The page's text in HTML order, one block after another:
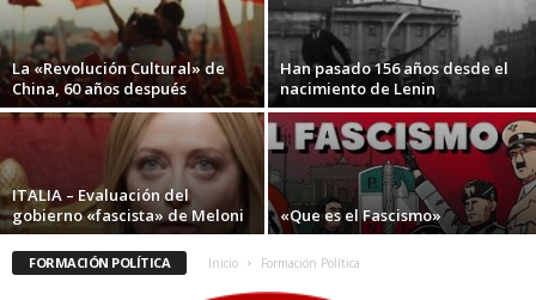
La «Revolución Cultural» de
China, 60 años después
Han pasado 156 años desde el
nacimiento de Lenin
ITALIA – Evaluación del
gobierno «fascista» de Meloni
«Que es el Fascismo»
FORMACIÓN POLÍTICA Inicio Formación Política